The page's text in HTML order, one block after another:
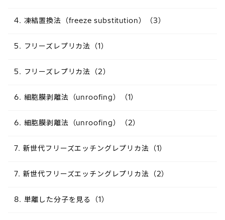
4. 凍結置換法（freeze substitution）（3）
5. フリーズレプリカ法（1）
5. フリーズレプリカ法（2）
6. 細胞膜剥離法（unroofing）（1）
6. 細胞膜剥離法（unroofing）（2）
7. 新世代フリーズエッチングレプリカ法（1）
7. 新世代フリーズエッチングレプリカ法（2）
8. 単離した分子を見る（1）